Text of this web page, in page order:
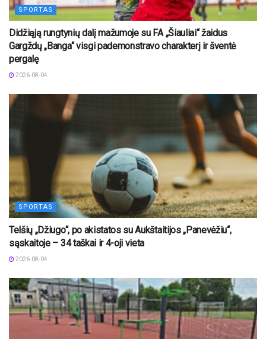
SPORTAS
Didžiąją rungtynių dalį mažumoje su FA „Šiauliai“ žaidus
Gargždų „Banga“ visgi pademonstravo charakterį ir šventė
pergalę
2026-08-04
SPORTAS
Telšių „Džiugo“, po akistatos su Aukštaitijos „Panevėžiu“,
sąskaitoje – 34 taškai ir 4-oji vieta
2026-08-04